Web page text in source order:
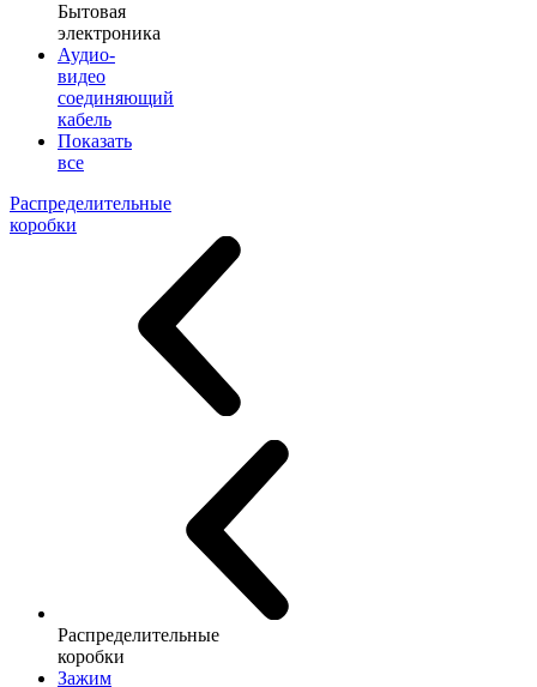
Бытовая
электроника
Аудио-
видео
соединяющий
кабель
Показать
все
Распределительные
коробки
Распределительные
коробки
Зажим